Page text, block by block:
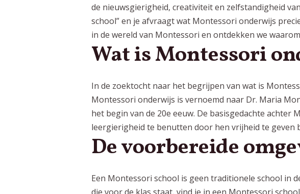
de nieuwsgierigheid, creativiteit en zelfstandigheid
school” en je afvraagt wat Montessori onderwijs
in de wereld van Montessori en ontdekken we
Wat is Montessori
In de zoektocht naar het begrijpen van wat is
Montessori onderwijs is vernoemd naar Dr. Maria
het begin van de 20e eeuw. De basisgedachte
leergierigheid te benutten door hen vrijheid te geven
De voorbereide
Een Montessori school is geen traditionele school in